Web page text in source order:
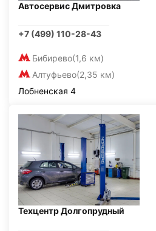
Автосервис Дмитровка
+7 (499) 110-28-43
Бибирево(1,6 км)
Алтуфьево(2,35 км)
Лобненская 4
Техцентр Долгопрудный